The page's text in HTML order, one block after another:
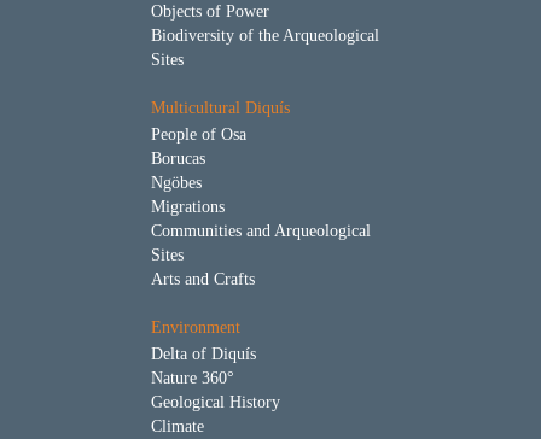
Objects of Power
Biodiversity of the Arqueological
Sites
Multicultural Diquís
People of Osa
Borucas
Ngöbes
Migrations
Communities and Arqueological
Sites
Arts and Crafts
Environment
Delta of Diquís
Nature 360°
Geological History
Climate